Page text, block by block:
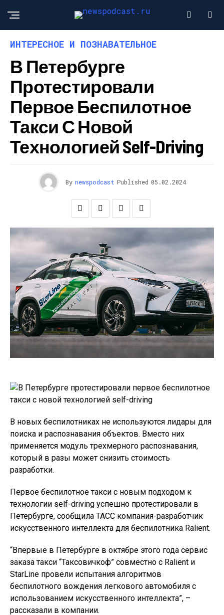
ИНТЕРЕСНОЕ И ПОЗНАВАТЕЛЬНОЕ
В Петербурге
Протестировали
Первое Беспилотное
Такси С Новой
Технологией Self-Driving
By newspodcast Published 05.02.2024
В новых беспилотниках не используются лидары для
поиска и распознавания объектов. Вместо них
применяется модуль трехмерного распознавания,
который в разы может снизить стоимость
разработки.
Первое беспилотное такси с новым подходом к
технологии self-driving успешно протестировали в
Петербурге, сообщила ТАСС компания-разработчик
искусственного интеллекта для беспилотника Ralient.
“Впервые в Петербурге в октябре этого года сервис
заказа такси “Таксовичкоф” совместно с Ralient и
StarLine провели испытания алгоритмов
беспилотного вождения легкового автомобиля с
использованием искусственного интеллекта”, –
рассказали в компании.